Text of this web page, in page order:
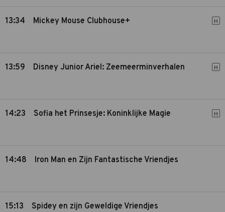
13:34 Mickey Mouse Clubhouse+ H
13:59 Disney Junior Ariel: Zeemeerminverhalen H
14:23 Sofia het Prinsesje: Koninklijke Magie H
14:48 Iron Man en Zijn Fantastische Vriendjes
15:13 Spidey en zijn Geweldige Vriendjes